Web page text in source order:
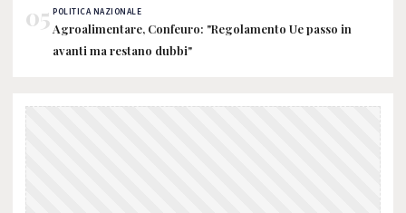
05 POLITICA NAZIONALE
Agroalimentare, Confeuro: "Regolamento Ue passo in
avanti ma restano dubbi"